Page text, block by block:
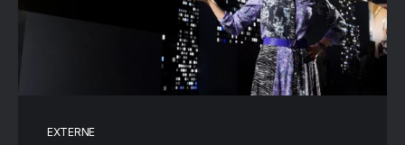
EXTERNE